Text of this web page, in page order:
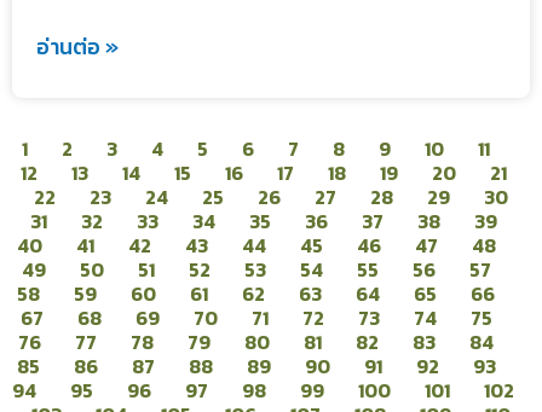
อ่านต่อ »
1 2 3 4 5 6 7 8 9 10
11
12
13 14 15 16 17 18 19 20
21
22
23 24 25 26 27 28 29
30
31
32 33 34 35 36 37 38
39
40
41 42 43 44 45 46 47
48
49
50 51 52 53 54 55 56
57
58
59 60 61 62 63 64 65
66
67
68 69 70 71 72 73 74
75
76
77 78 79 80 81 82 83
84
85
86 87 88 89 90 91 92
93
94
95 96 97 98 99 100 101
102